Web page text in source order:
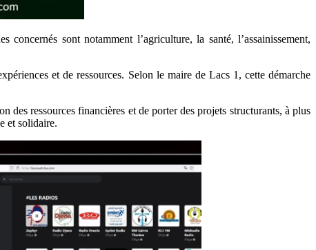
sont notamment l’agriculture, la santé, l’assainissement,
et de ressources. Selon le maire de Lacs 1, cette démarche
des ressources financières et de porter des projets structurants, à plus
et solidaire.